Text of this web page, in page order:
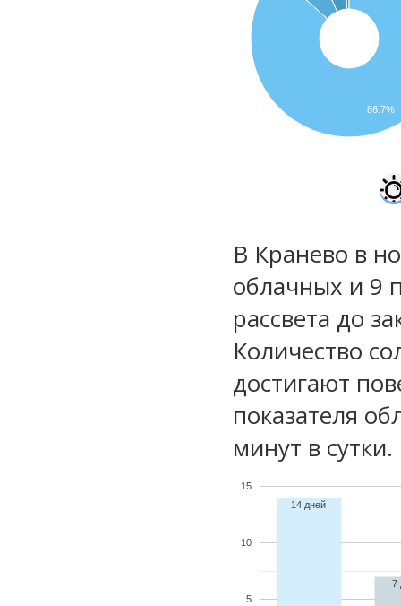
86.7%
В Кранево в
облачных и 9
рассвета до
Количество
достигают
показателя
минут в сутки.
5
10
15
14 дней
7